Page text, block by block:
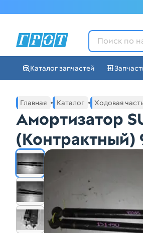
ГРОТ -
Каталог запчастей
Основное меню навигации
Главная Каталог Ходовая
Амортизатор
(Контрактный)